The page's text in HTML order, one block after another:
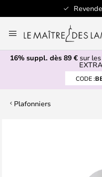
au
contenu
16% suppl. dès 89 € sur
CODE :
Plafonniers